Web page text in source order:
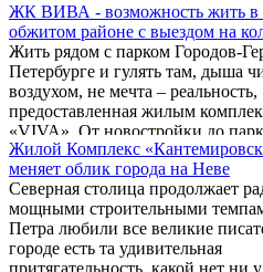
открывается выставка
цивилизация в зеркале великих
Экспозиция посвящена 100-
армян. Выставка «Армянская
в зеркале великих культур» - это
ретроспектива 6000-летней
Армении.
ЖК ВИВА - возможность жить в
обжитом районе с выездом на
Жить рядом с парком Городов-
Петербурге и гулять там, дыша
воздухом, не мечта – реальность,
предоставленная жилым
«VIVA». От новостройки до
минуты ходьбы – лучше не
Компания «Первое Агентство
Недвижимости» в тесном
со строительной компанией
приобрести квартиру по ценам
застройщика - жк вива 2 очередь
Жилой Комплекс
меняет облик города на Неве
Северная столица продолжает
мощными строительными
Петра любили все великие
городе есть та удивительная
притягательность, какой нет ни